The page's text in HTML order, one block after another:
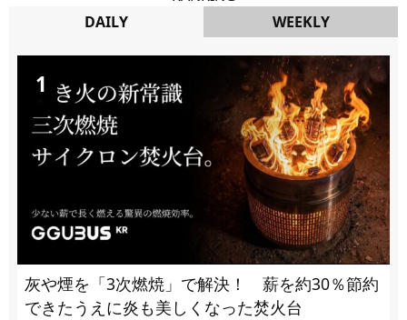
DAILY
WEEKLY
灰や煙を「3次燃焼」で解決！ 薪を約30％節約
できたうえに炎も美しくなった焚火台